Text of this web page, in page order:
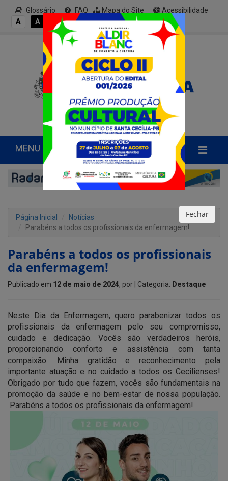
Glossário FAQ Mapa do Site
Acessibilidade
A
A A A+
MENU PRINCIPAL
Página Inicial
Notícias
Parabéns a todos os profissionais da enfermagem!
Parabéns a todos os profissionais
da enfermagem!
Publicado em 12 de maio de 2024, por | Categoria: Destaque
Neste Dia da Enfermagem, quero parabenizar todos os
profissionais da enfermagem pelo seu compromisso,
cuidado e dedicação. Vocês são verdadeiros heróis,
proporcionando conforto e assistência com tanta
compaixão. Minha gratidão e reconhecimento pela
importante atuação e no cuidado a todos os Cecilienses!
Obrigado por tudo que fazem, vocês são fundamentais na
promoção da saúde e no bem-estar de nossa população.
Parabéns a todos os profissionais da enfermagem!
Fechar